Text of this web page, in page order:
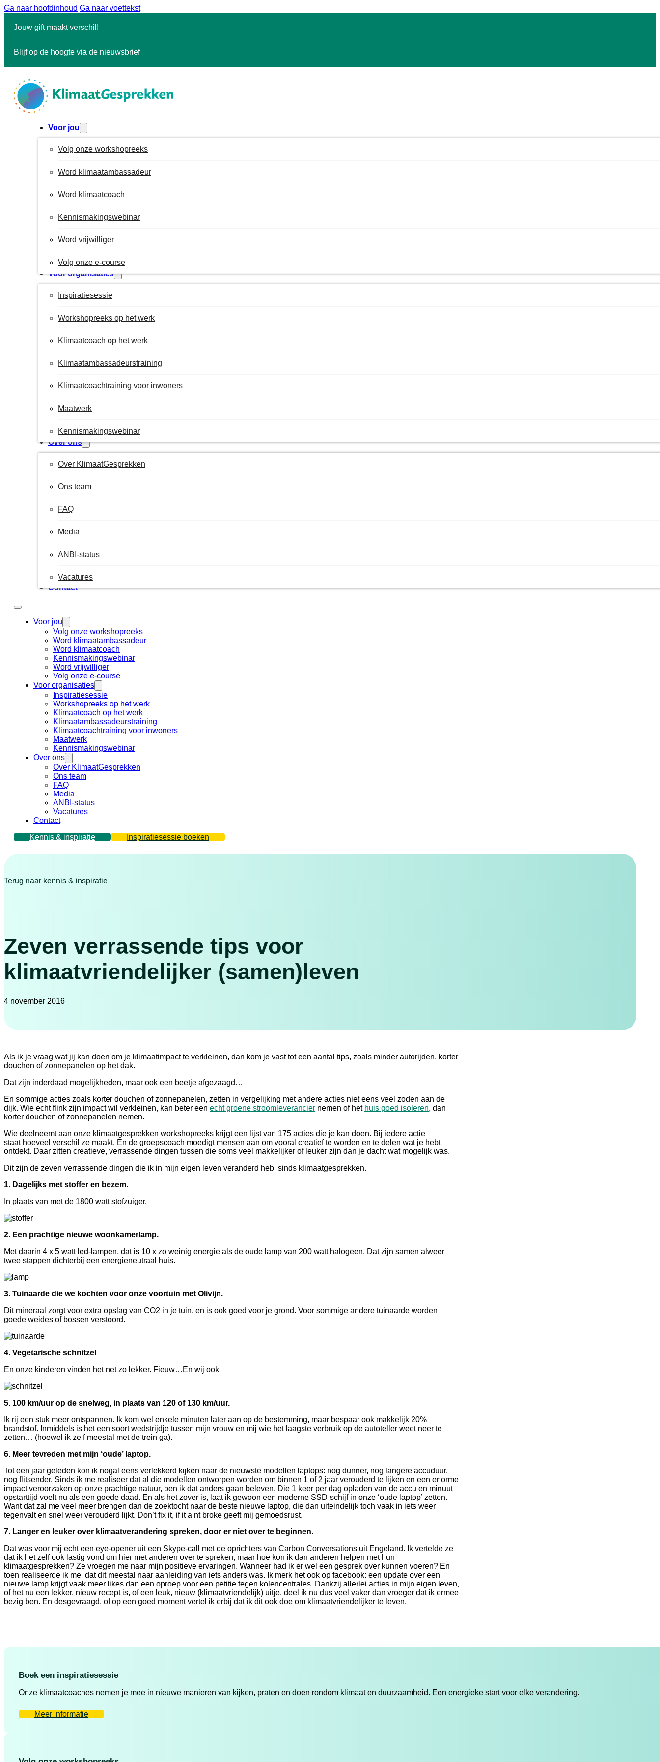
Ga naar hoofdinhoud Ga naar voettekst
Jouw gift maakt verschil!
Blijf op de hoogte via de nieuwsbrief
Voor jou
Volg onze workshopreeks
Word klimaatambassadeur
Word klimaatcoach
Kennismakingswebinar
Word vrijwilliger
Volg onze e-course
Voor organisaties
Inspiratiesessie
Workshopreeks op het werk
Klimaatcoach op het werk
Klimaatambassadeurstraining
Klimaatcoachtraining voor inwoners
Maatwerk
Kennismakingswebinar
Over ons
Over KlimaatGesprekken
Ons team
FAQ
Media
ANBI-status
Vacatures
Contact
Voor jou
Volg onze workshopreeks
Word klimaatambassadeur
Word klimaatcoach
Kennismakingswebinar
Word vrijwilliger
Volg onze e-course
Voor organisaties
Inspiratiesessie
Workshopreeks op het werk
Klimaatcoach op het werk
Klimaatambassadeurstraining
Klimaatcoachtraining voor inwoners
Maatwerk
Kennismakingswebinar
Over ons
Over KlimaatGesprekken
Ons team
FAQ
Media
ANBI-status
Vacatures
Contact
Kennis & inspiratie
Inspiratiesessie boeken
Terug naar kennis & inspiratie
Zeven verrassende tips voor
klimaatvriendelijker (samen)leven
4 november 2016
Als ik je vraag wat jij kan doen om je klimaatimpact te verkleinen, dan kom je vast tot een aantal tips, zoals minder autorijden, korter
douchen of zonnepanelen op het dak.
Dat zijn inderdaad mogelijkheden, maar ook een beetje afgezaagd…
En sommige acties zoals korter douchen of zonnepanelen, zetten in vergelijking met andere acties niet eens veel zoden aan de
dijk. Wie echt flink zijn impact wil verkleinen, kan beter een echt groene stroomleverancier nemen of het huis goed isoleren, dan
korter douchen of zonnepanelen nemen.
Wie deelneemt aan onze klimaatgesprekken workshopreeks krijgt een lijst van 175 acties die je kan doen. Bij iedere actie
staat hoeveel verschil ze maakt. En de groepscoach moedigt mensen aan om vooral creatief te worden en te delen wat je hebt
ontdekt. Daar zitten creatieve, verrassende dingen tussen die soms veel makkelijker of leuker zijn dan je dacht wat mogelijk was.
Dit zijn de zeven verrassende dingen die ik in mijn eigen leven veranderd heb, sinds klimaatgesprekken.
1. Dagelijks met stoffer en bezem.
In plaats van met de 1800 watt stofzuiger.
2. Een prachtige nieuwe woonkamerlamp.
Met daarin 4 x 5 watt led-lampen, dat is 10 x zo weinig energie als de oude lamp van 200 watt halogeen. Dat zijn samen alweer
twee stappen dichterbij een energieneutraal huis.
3. Tuinaarde die we kochten voor onze voortuin met Olivijn.
Dit mineraal zorgt voor extra opslag van CO2 in je tuin, en is ook goed voor je grond. Voor sommige andere tuinaarde worden
goede weides of bossen verstoord.
4. Vegetarische schnitzel
En onze kinderen vinden het net zo lekker. Fieuw…En wij ook.
5. 100 km/uur op de snelweg, in plaats van 120 of 130 km/uur.
Ik rij een stuk meer ontspannen. Ik kom wel enkele minuten later aan op de bestemming, maar bespaar ook makkelijk 20%
brandstof. Inmiddels is het een soort wedstrijdje tussen mijn vrouw en mij wie het laagste verbruik op de autoteller weet neer te
zetten… (hoewel ik zelf meestal met de trein ga).
6. Meer tevreden met mijn ‘oude’ laptop.
Tot een jaar geleden kon ik nogal eens verlekkerd kijken naar de nieuwste modellen laptops: nog dunner, nog langere accuduur,
nog flitsender. Sinds ik me realiseer dat al die modellen ontworpen worden om binnen 1 of 2 jaar verouderd te lijken en een enorme
impact veroorzaken op onze prachtige natuur, ben ik dat anders gaan beleven. Die 1 keer per dag opladen van de accu en minuut
opstarttijd voelt nu als een goede daad. En als het zover is, laat ik gewoon een moderne SSD-schijf in onze ‘oude laptop’ zetten.
Want dat zal me veel meer brengen dan de zoektocht naar de beste nieuwe laptop, die dan uiteindelijk toch vaak in iets weer
tegenvalt en snel weer verouderd lijkt. Don’t fix it, if it aint broke geeft mij gemoedsrust.
7. Langer en leuker over klimaatverandering spreken, door er niet over te beginnen.
Dat was voor mij echt een eye-opener uit een Skype-call met de oprichters van Carbon Conversations uit Engeland. Ik vertelde ze
dat ik het zelf ook lastig vond om hier met anderen over te spreken, maar hoe kon ik dan anderen helpen met hun
klimaatgesprekken? Ze vroegen me naar mijn positieve ervaringen. Wanneer had ik er wel een gesprek over kunnen voeren? En
toen realiseerde ik me, dat dit meestal naar aanleiding van iets anders was. Ik merk het ook op facebook: een update over een
nieuwe lamp krijgt vaak meer likes dan een oproep voor een petitie tegen kolencentrales. Dankzij allerlei acties in mijn eigen leven,
of het nu een lekker, nieuw recept is, of een leuk, nieuw (klimaatvriendelijk) uitje, deel ik nu dus veel vaker dan vroeger dat ik ermee
bezig ben. En desgevraagd, of op een goed moment vertel ik erbij dat ik dit ook doe om klimaatvriendelijker te leven.
Boek een inspiratiesessie
Onze klimaatcoaches nemen je mee in nieuwe manieren van kijken, praten en doen rondom klimaat en duurzaamheid. Een energieke start voor elke verandering.
Meer informatie